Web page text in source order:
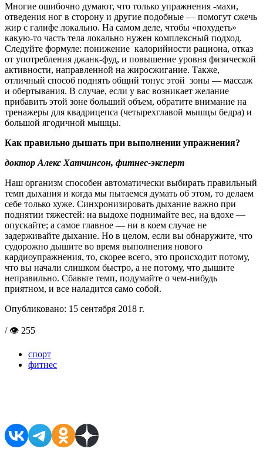
Многие ошибочно думают, что только упражнения -махи,
отведения ног в сторону и другие подобные — помогут сжечь
жир с галифе локально. На самом деле, чтобы «похудеть»
какую-то часть тела локально нужен комплексный подход.
Следуйте формуле: понижение калорийности рациона, отказ
от употребления джанк-фуд, и повышение уровня физической
активности, направленной на жиросжигание. Также,
отличный способ поднять общий тонус этой зоны — массаж
и обертывания. В случае, если у вас возникает желание
прибавить этой зоне больший объем, обратите внимание на
тренажеры для квадрицепса (четырехглавой мышцы бедра) и
большой ягодичной мышцы.
Как правильно дышать при выполнении упражнения?
доктор Алекс Хатчинсон, фитнес-эксперт
Наш организм способен автоматически выбирать правильный
темп дыхания и когда мы пытаемся думать об этом, то делаем
себе только хуже. Синхронизировать дыхание важно при
поднятии тяжестей: на выдохе поднимайте вес, на вдохе —
опускайте; а самое главное — ни в коем случае не
задерживайте дыхание. Но в целом, если вы обнаружите, что
судорожно дышите во время выполнения нового
кардиоупражнения, то, скорее всего, это происходит потому,
что вы начали слишком быстро, а не потому, что дышите
неправильно. Сбавьте темп, подумайте о чем-нибудь
приятном, и все наладится само собой.
Опубликовано: 15 сентября 2018 г.
/ 👁 255
спорт
фитнес